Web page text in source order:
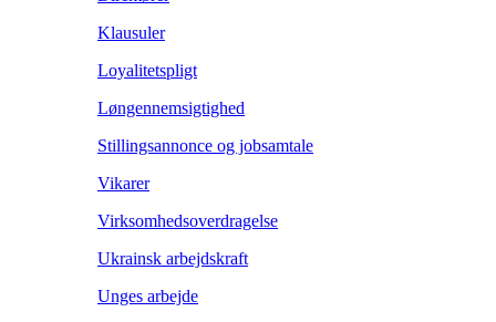
Klausuler
Loyalitetspligt
Løngennemsigtighed
Stillingsannonce og jobsamtale
Vikarer
Virksomhedsoverdragelse
Ukrainsk arbejdskraft
Unges arbejde